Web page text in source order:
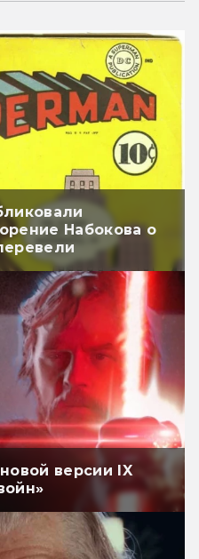
Набокова о
версии IX